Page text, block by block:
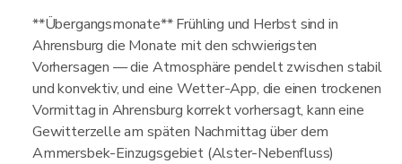
**Übergangsmonate** Frühling und Herbst sind in
Ahrensburg die Monate mit den schwierigsten
Vorhersagen — die Atmosphäre pendelt zwischen stabil
und konvektiv, und eine Wetter-App, die einen trockenen
Vormittag in Ahrensburg korrekt vorhersagt, kann eine
Gewitterzelle am späten Nachmittag über dem
Ammersbek-Einzugsgebiet (Alster-Nebenfluss)